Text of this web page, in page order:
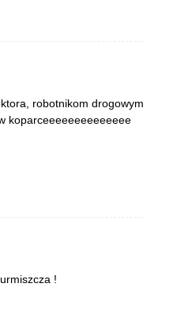
robotnikom drogowym
koparceeeeeeeeeeeeee
!